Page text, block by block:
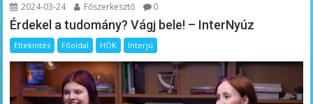
2024-03-24 Főszerkesztő 0
Érdekel a tudomány? Vágj bele! – InterNyúz
Eltekintés Főoldal HÖK Interjú